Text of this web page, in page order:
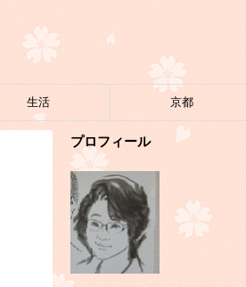
生活 京都
プロフィール